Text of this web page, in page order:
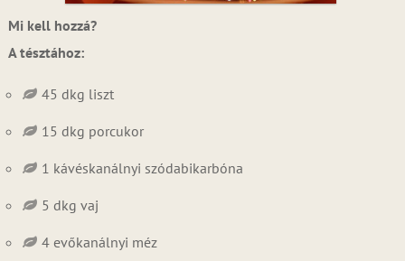
Mi kell hozzá?
A tésztához:
45 dkg liszt
15 dkg porcukor
1 kávéskanálnyi szódabikarbóna
5 dkg vaj
4 evőkanálnyi méz